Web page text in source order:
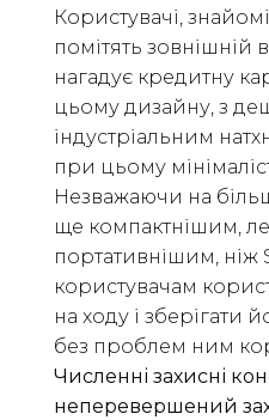
Користувачі,
помітять
нагадує кредитну
цьому дизайну, з
індустріальним
при цьому
Незважаючи на
ще компактнішим,
портативнішим, ніж
користувачам
на ходу і зберігати
без проблем ним
Численні захисні
неперевершений